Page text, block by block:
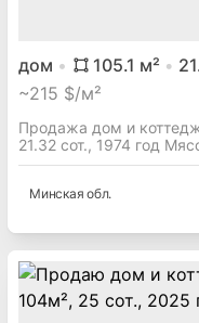
дом 105.1 м²
~215 $/м²
Продажа дом и
21.32 сот., 1974 год
Минская обл.